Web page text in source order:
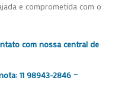
e comprometida com o
com nossa central de
11 98943-2846 –